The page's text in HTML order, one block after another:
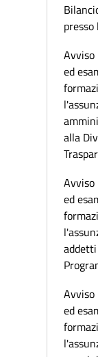
Avviso
ed
alla
Avviso
ed
Avviso
ed